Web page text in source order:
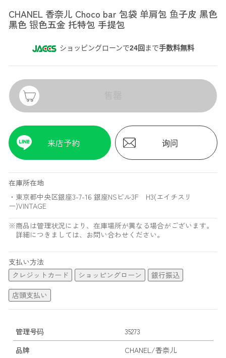
CHANEL 香奈儿 Choco bar 包袋 单肩包 鱼子皮 黑色
黑色 银色五金 托特包 手提包
ショッピングローンで24回 まで手数料無料
来店予約 询问
在庫所在地
・東京都中央区銀座3-7-16 銀座NSビル3F H3(エイチスリ
ー)VINTAGE
※商品は管理状況により、在庫場所が異なる場合がございます。
詳細につきましては、お問い合わせください。
支払い方法
クレジットカード
ショッピングローン
銀行振込
店頭支払い
管理号码
35273
品牌
CHANEL/香奈儿